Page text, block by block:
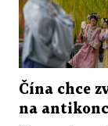
Čína chce
na